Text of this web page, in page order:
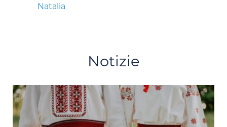
Natalia
Notizie